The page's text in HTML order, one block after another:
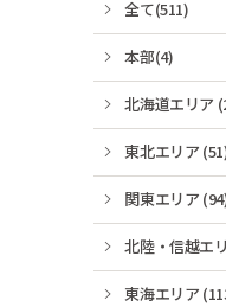
全て(511)
本部(4)
北海道エリア
東北エリア
関東エリア
北陸・信越エ
東海エリア